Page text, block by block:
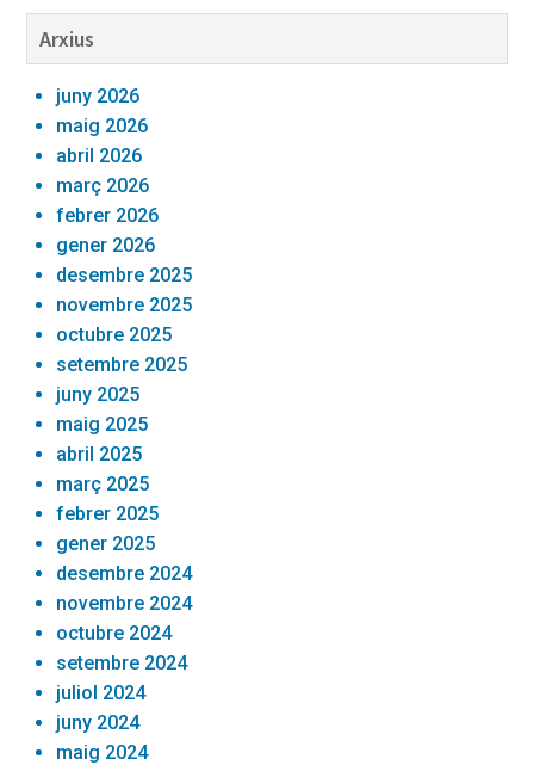
Barra
lateral
primària
Arxius
juny 2026
maig 2026
abril 2026
març 2026
febrer 2026
gener 2026
desembre 2025
novembre 2025
octubre 2025
setembre 2025
juny 2025
maig 2025
abril 2025
març 2025
febrer 2025
gener 2025
desembre 2024
novembre 2024
octubre 2024
setembre 2024
juliol 2024
juny 2024
maig 2024